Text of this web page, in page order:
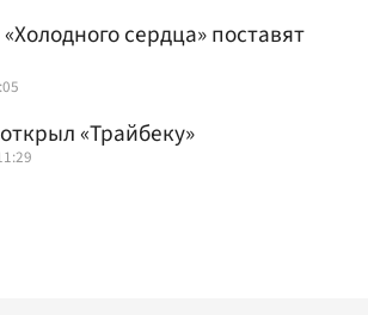
сердца» поставят
«Трайбеку»